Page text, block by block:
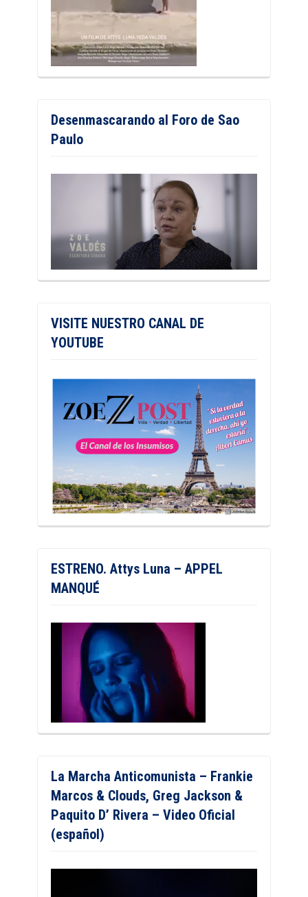
Desenmascarando al Foro de Sao
Paulo
VISITE NUESTRO CANAL DE
YOUTUBE
ESTRENO. Attys Luna – APPEL
MANQUÉ
La Marcha Anticomunista – Frankie
Marcos & Clouds, Greg Jackson &
Paquito D’ Rivera – Video Oficial
(español)